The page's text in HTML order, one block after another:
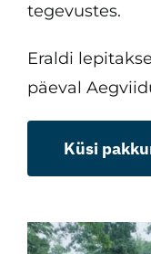
tegevustes.
Eraldi
päeval
Küsi